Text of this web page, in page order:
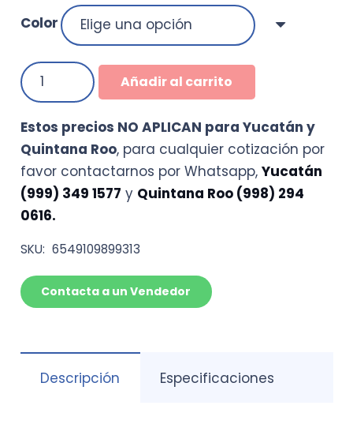
Color
Tinta
solvente
KONICA
MINOLTA
512I
de
30pl
(5lts.)
(ENTREGA
EN
SERVICIO
Añadir al carrito
Estos precios NO APLICAN para Yucatán y
Quintana Roo, para cualquier cotización por
favor contactarnos por Whatsapp, Yucatán
(999) 349 1577 y Quintana Roo (998) 294
0616.
SKU: 6549109899313
Contacta a un Vendedor
Descripción Especificaciones